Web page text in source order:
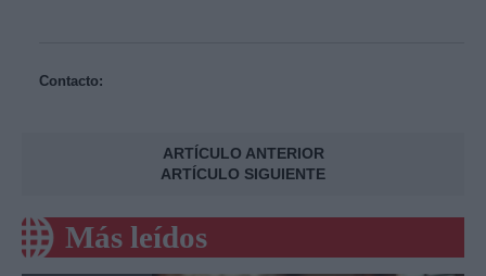
Contacto:
ARTÍCULO ANTERIOR
ARTÍCULO SIGUIENTE
Más leídos